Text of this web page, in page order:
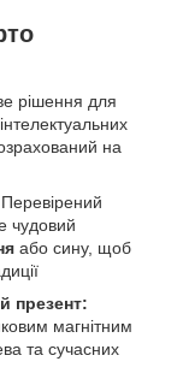
рішення для
на
Перевірений
чудовий
або сину, щоб
презент:
магнітним
та сучасних